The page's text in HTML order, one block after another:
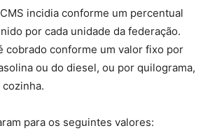
incidia conforme um percentual
por cada unidade da federação.
cobrado conforme um valor fixo por
ou do diesel, ou por quilograma,
para os seguintes valores: